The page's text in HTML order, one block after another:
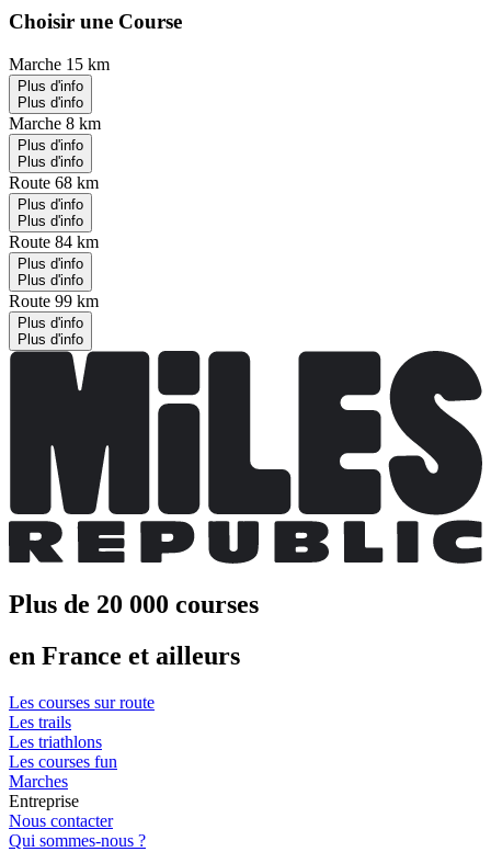
Choisir une Course
Marche 15 km
Plus d'info
Plus d'info
Marche 8 km
Plus d'info
Plus d'info
Route 68 km
Plus d'info
Plus d'info
Route 84 km
Plus d'info
Plus d'info
Route 99 km
Plus d'info
Plus d'info
Plus de 20 000 courses
en France et ailleurs
Les courses sur route
Les trails
Les triathlons
Les courses fun
Marches
Entreprise
Nous contacter
Qui sommes-nous ?